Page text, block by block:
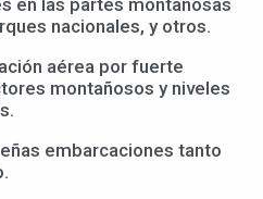
nacionales, y otros.
aérea por fuerte
montañosos y niveles
embarcaciones tanto